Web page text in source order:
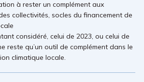
à rester un complément aux
collectivités, socles du financement de
considéré, celui de 2023, ou celui de
reste qu’un outil de complément dans le
climatique locale.